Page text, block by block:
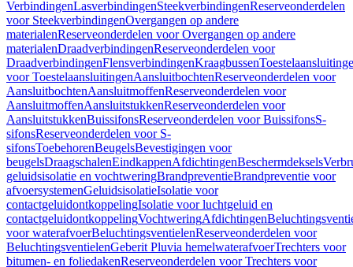
VerbindingenLasverbindingenSteekverbindingenReserveonderdelen
voor SteekverbindingenOvergangen op andere
materialenReserveonderdelen voor Overgangen op andere
materialenDraadverbindingenReserveonderdelen voor
DraadverbindingenFlensverbindingenKraagbussen
voor ToestelaansluitingenAansluitbochtenReserveonderdelen voor
AansluitbochtenAansluitmoffenReserveonderdelen voor
AansluitmoffenAansluitstukkenReserveonderdelen voor
AansluitstukkenBuissifonsReserveonderdelen voor BuissifonsS-
sifonsReserveonderdelen voor S-
sifonsToebehorenBeugelsBevestigingen voor
beugelsDraagschalenEindkappenAfdichtingenBeschermdeksels
geluidsisolatie en vochtweringBrandpreventieBrandpreventie voor
afvoersystemenGeluidsisolatieIsolatie voor
contactgeluidontkoppelingIsolatie voor luchtgeluid en
contactgeluidontkoppelingVochtweringAfdichtingen
voor waterafvoerBeluchtingsventielenReserveonderdelen voor
BeluchtingsventielenGeberit Pluvia hemelwaterafvoerTrechters voor
bitumen- en foliedakenReserveonderdelen voor Trechters voor